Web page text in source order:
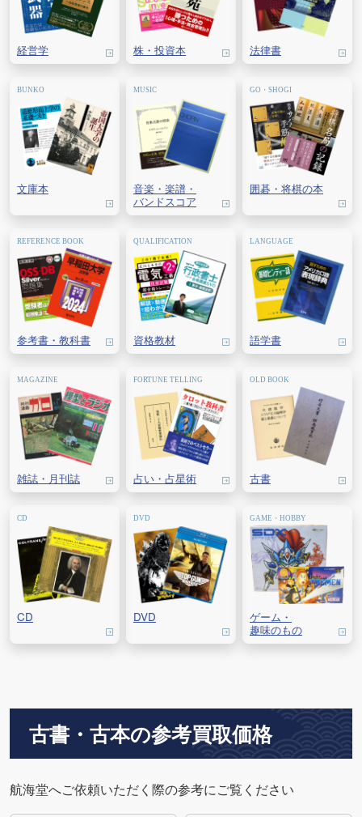
経営学 株・ 投資本 法律書
文庫本 音楽・ 楽譜・
バンドスコア
囲碁・ 将棋の本
参考書・教科書 資格教材 語学書
雑誌・ 月刊誌 占い・ 占星術 古書
CD DVD
ゲーム・
趣味のもの
古書・古本の参考買取価格
航海堂へご依頼いただく際の参考にご覧ください